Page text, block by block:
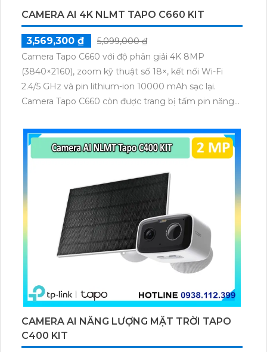
CAMERA AI 4K NLMT TAPO C660 KIT
3,569,300 ₫
5,099,000 ₫
Camera Tapo C660 với độ phân giải 4K 8MP
(3840×2160), zoom kỹ thuật số 18×, kết nối Wi-Fi
2.4/5 GHz và pin lithium-ion 10000 mAh sạc lại.
Camera Tapo C660 còn được trang bị tấm pin năng
thú cưng, phương tiện, lưu trữ thẻ microSD tối đa 512
GB.
CAMERA AI NĂNG LƯỢNG MẶT TRỜI TAPO
C400 KIT